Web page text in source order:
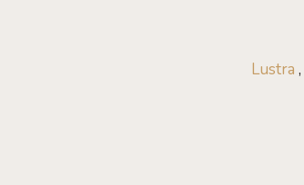
Lustra ,